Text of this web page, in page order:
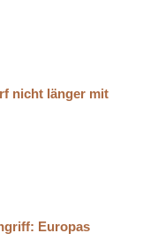
nicht länger mit
Europas